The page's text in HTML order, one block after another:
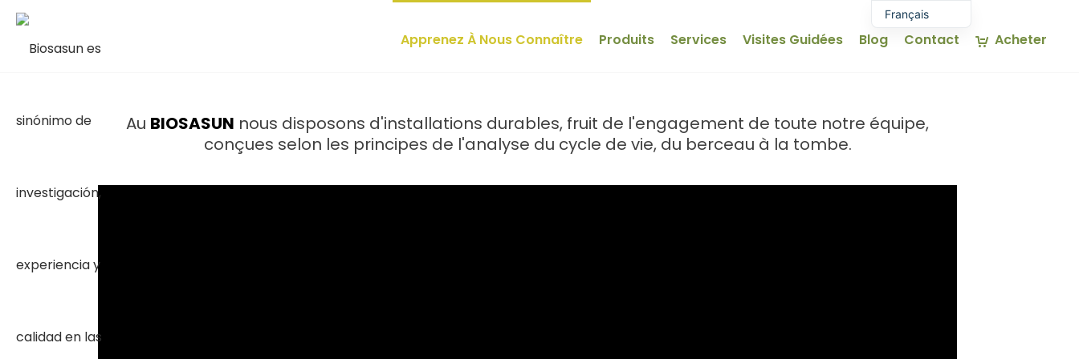
Apprenez À Nous Connaître Produits Services Visites Guidées Blog Contact Acheter
Au BIOSASUN nous disposons d'installations durables, fruit de l'engagement de toute notre équipe,
conçues selon les principes de l'analyse du cycle de vie, du berceau à la tombe.
Français
Español